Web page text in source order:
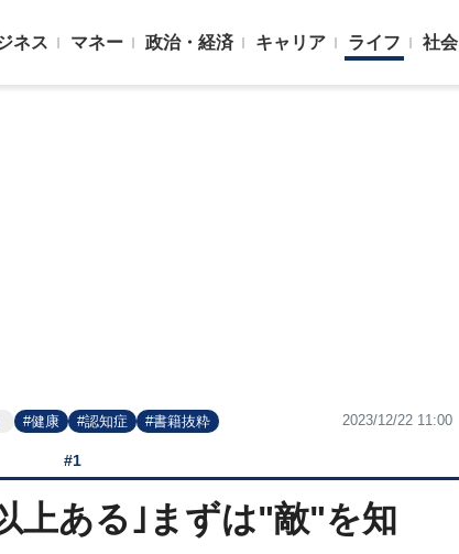
ネス マネー 政治・経済 キャリア ライフ 社会
#健康 #認知症 #書籍抜粋 2023/12/22 11:00
#1
上ある｣まずは"敵"を知